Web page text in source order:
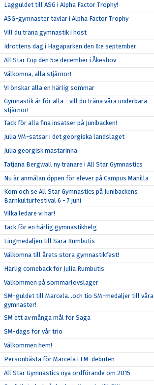
Lagguldet till ASG i Alpha Factor Trophy!
ASG-gymnaster tävlar i Alpha Factor Trophy
Vill du träna gymnastik i höst
Idrottens dag i Hagaparken den 6:e september
All Star Cup den 5:e december i Åkeshov
Välkomna, alla stjärnor!
Vi önskar alla en härlig sommar
Gymnastik är för alla - vill du träna våra underbara
stjärnor!
Tack för alla fina insatser på Junibacken!
Julia VM-satsar i det georgiska landslaget
Julia georgisk mästarinna
Tatjana Bergwall ny tränare i All Star Gymnastics
Nu är anmälan öppen för elever på Campus Manilla
Kom och se All Star Gymnastics på Junibackens
Barnkulturfestival 6 - 7 juni
Vilka ledare vi har!
Tack för en härlig gymnastikhelg
Lingmedaljen till Sara Rumbutis
Välkomna till årets stora gymnastikfest!
Härlig comeback för Julia Rumbutis
Välkommen på sommarlovsläger
SM-guldet till Marcela...och tio SM-medaljer till våra
gymnaster!
SM ett av många mål för Saga
SM-dags för vår trio
Välkommen hem!
Personbästa för Marcela i EM-debuten
All Star Gymnastics nya ordförande om 2015